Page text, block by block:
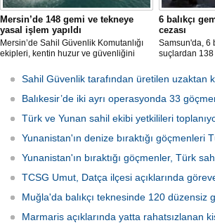
Mersin’de 148 gemi ve tekneye
yasal işlem yapıldı
Mersin’de Sahil Güvenlik Komutanlığı
ekipleri, kentin huzur ve güvenliğini
ayında 7 bin 783 saat görev yaptı.
Denetimlerde 2 bin 549 gemi ve tekne
kontrol edilirken, kurallara uymayan
148’ine yasal işlem uygulandı.
6 balıkçı
cezası
Samsun'da, 6
suçlardan
Sahil Güvenlik tarafından üretilen uzaktan
Balıkesir’de iki ayrı operasyonda 33
Türk ve Yunan sahil ekibi yetkilileri
Yunanistan'ın denize bıraktığı göçmenleri
Yunanistan'ın bıraktığı göçmenler, Türk
TCSG Umut, Datça ilçesi açıklarında
Muğla'da balıkçı teknesinde 120 düzensiz
Marmaris açıklarında yatta rahatsızlanan